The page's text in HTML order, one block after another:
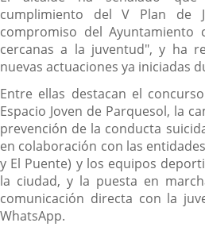
cumplimiento del V Plan de
compromiso del
cercanas a la juventud", y ha
nuevas actuaciones ya iniciadas
Entre ellas destacan el
Espacio Joven de Parquesol, la
prevención de la conducta
en colaboración con las
y El Puente) y los equipos
la ciudad, y la puesta en
comunicación directa con la
WhatsApp.